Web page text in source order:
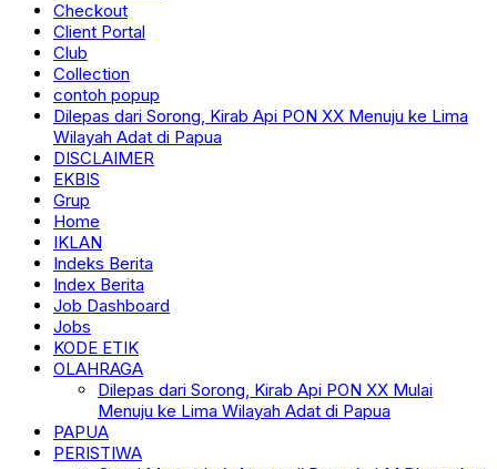
Checkout
Client Portal
Club
Collection
contoh popup
Dilepas dari Sorong, Kirab Api PON XX Menuju ke Lima
Wilayah Adat di Papua
DISCLAIMER
EKBIS
Grup
Home
IKLAN
Indeks Berita
Index Berita
Job Dashboard
Jobs
KODE ETIK
OLAHRAGA
Dilepas dari Sorong, Kirab Api PON XX Mulai
Menuju ke Lima Wilayah Adat di Papua
PAPUA
PERISTIWA